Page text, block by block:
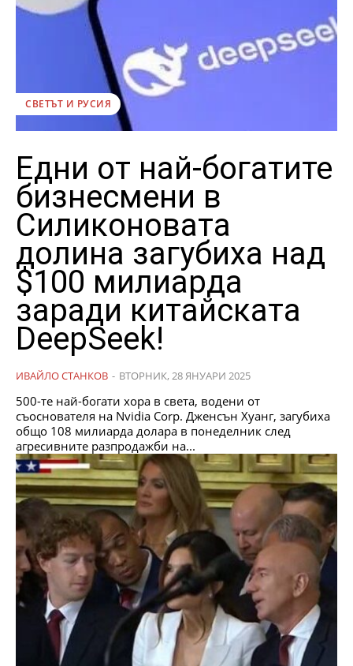
СВЕТЪТ И РУСИЯ
Едни от най-богатите
бизнесмени в
Силиконовата
долина загубиха над
$100 милиарда
заради китайската
DeepSeek!
ИВАЙЛО СТАНКОВ - ВТОРНИК, 28 ЯНУАРИ 2025
500-те най-богати хора в света, водени от
съоснователя на Nvidia Corp. Дженсън Хуанг, загубиха
общо 108 милиарда долара в понеделник след
агресивните разпродажби на...